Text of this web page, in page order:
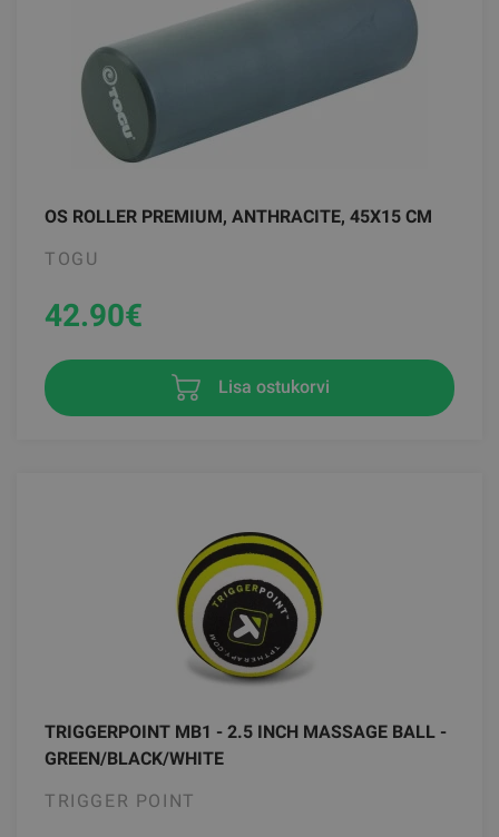
OS ROLLER PREMIUM, ANTHRACITE, 45X15 CM
TOGU
42.90€
Lisa ostukorvi
TRIGGERPOINT MB1 - 2.5 INCH MASSAGE BALL -
GREEN/BLACK/WHITE
TRIGGER POINT